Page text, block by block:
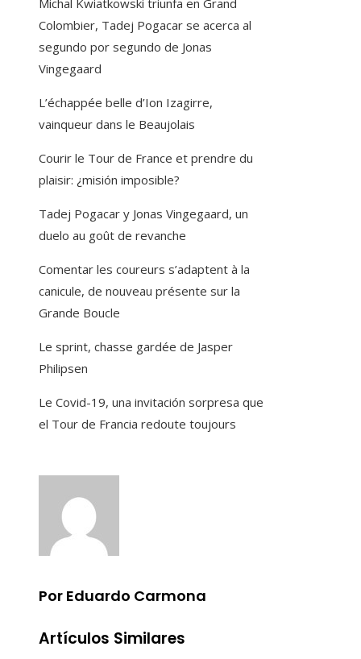
Michal Kwiatkowski triunfa en Grand
Colombier, Tadej Pogacar se acerca al
segundo por segundo de Jonas
Vingegaard
L’échappée belle d’Ion Izagirre,
vainqueur dans le Beaujolais
Courir le Tour de France et prendre du
plaisir: ¿misión imposible?
Tadej Pogacar y Jonas Vingegaard, un
duelo au goût de revanche
Comentar les coureurs s’adaptent à la
canicule, de nouveau présente sur la
Grande Boucle
Le sprint, chasse gardée de Jasper
Philipsen
Le Covid-19, una invitación sorpresa que
el Tour de Francia redoute toujours
Por Eduardo Carmona
Artículos Similares